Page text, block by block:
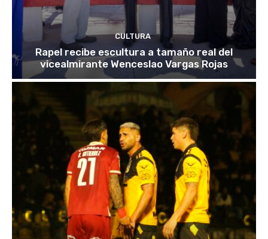
CULTURA
Rapel recibe escultura a tamaño real del
vicealmirante Wenceslao Vargas Rojas